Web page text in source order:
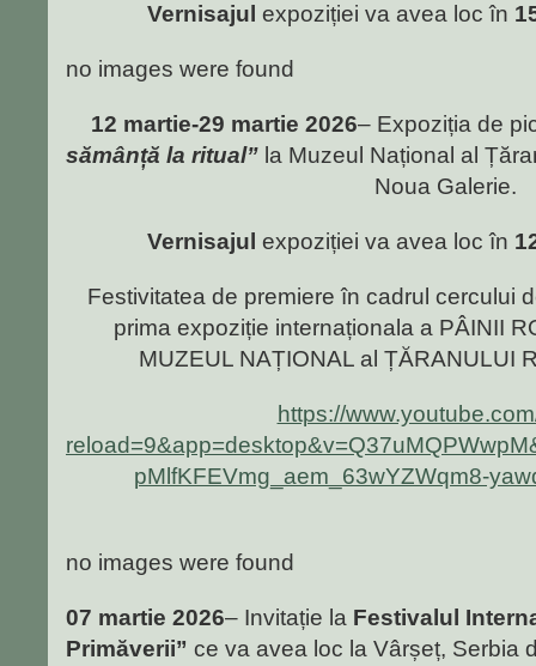
Vernisajul expoziției va avea loc în
no images were found
12 martie-29 martie 2026– Expoziția de
sămânță la ritual” la Muzeul Național al
Noua Galerie.
Vernisajul expoziției va avea loc în
Festivitatea de premiere în cadrul cercului
prima expoziție internaționala a PÂINII
MUZEUL NAȚIONAL al ȚĂRANULUI
https://
pMlfKFEVmg_aem_63wYZWqm8-
no images were found
07 martie 2026– Invitație la Festivalul
Primăverii” ce va avea loc la Vârșeț, Serbia